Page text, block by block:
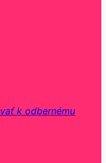
k odbernému